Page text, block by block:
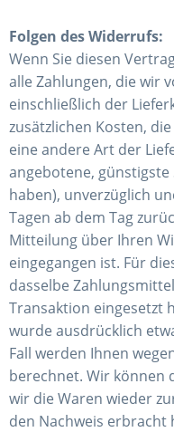
Folgen des Widerrufs:
Wenn Sie diesen
alle Zahlungen, die wir
einschließlich der
zusätzlichen Kosten,
eine andere Art der
angebotene,
haben), unverzüglich
Tagen ab dem Tag
Mitteilung über Ihren
eingegangen ist. Für
dasselbe
Transaktion eingesetzt
wurde ausdrücklich
Fall werden Ihnen
berechnet. Wir können
wir die Waren wieder
den Nachweis erbracht